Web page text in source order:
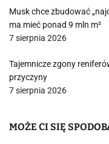
Musk chce zbudować
ma mieć ponad 9 mln m²
7 sierpnia 2026
Tajemnicze zgony
przyczyny
7 sierpnia 2026
MOŻE CI SIĘ